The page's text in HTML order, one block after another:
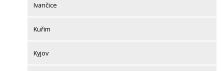
Ivančice
Kuřim
Kyjov